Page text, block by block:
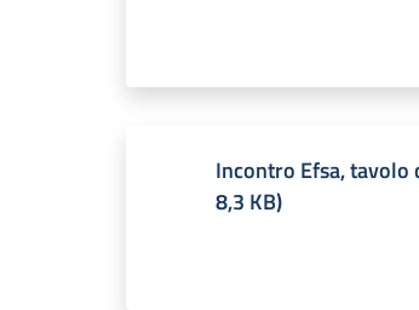
Incontro Efsa, tavolo
8,3 KB)